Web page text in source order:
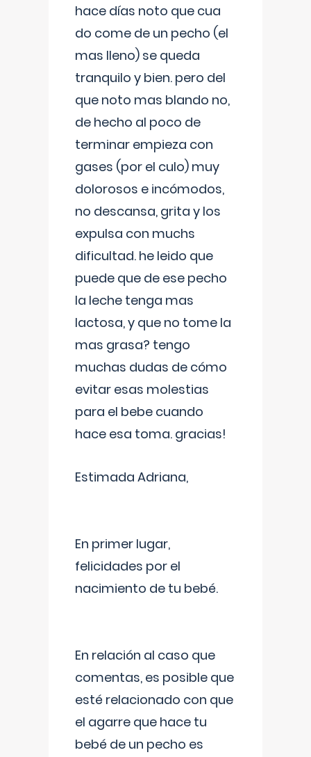
hace días noto que cua
do come de un pecho (el
mas lleno) se queda
tranquilo y bien. pero del
que noto mas blando no,
de hecho al poco de
terminar empieza con
gases (por el culo) muy
dolorosos e incómodos,
no descansa, grita y los
expulsa con muchs
dificultad. he leido que
puede que de ese pecho
la leche tenga mas
lactosa, y que no tome la
mas grasa? tengo
muchas dudas de cómo
evitar esas molestias
para el bebe cuando
hace esa toma. gracias!
Estimada Adriana,
En primer lugar,
felicidades por el
nacimiento de tu bebé.
En relación al caso que
comentas, es posible que
esté relacionado con que
el agarre que hace tu
bebé de un pecho es